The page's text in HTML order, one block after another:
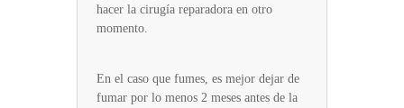
hacer la cirugía reparadora en otro
momento.
En el caso que fumes, es mejor dejar de
fumar por lo menos 2 meses antes de la